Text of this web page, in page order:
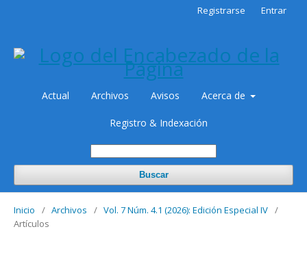
Actual Archivos Avisos Acerca de
Registro & Indexación
Buscar
Registrarse Entrar
Inicio / Archivos / Vol. 7 Núm. 4.1 (2026): Edición Especial IV /
Artículos